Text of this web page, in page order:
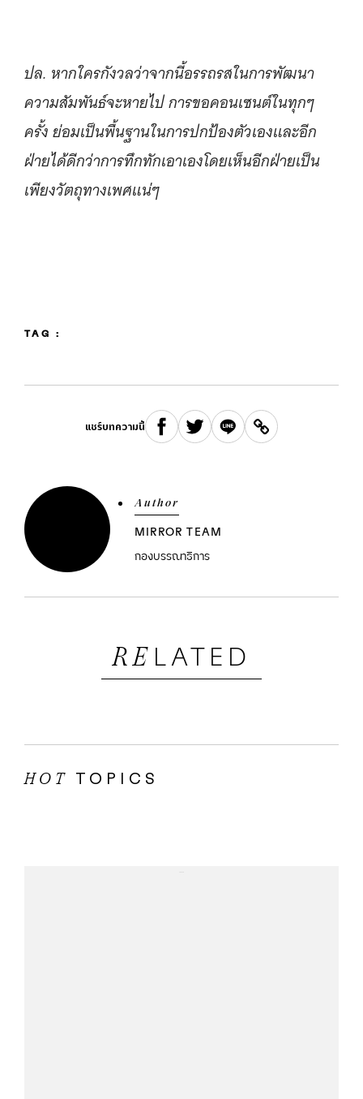
ปล. หากใครกังวลว่าจากนี้อรรถรสในการพัฒนา
ความสัมพันธ์จะหายไป การขอคอนเซนต์ในทุกๆ
ครั้ง ย่อมเป็นพื้นฐานในการปกป้องตัวเองและอีก
ฝ่ายได้ดีกว่าการทึกทักเอาเองโดยเห็นอีกฝ่ายเป็น
เพียงวัตถุทางเพศแน่ๆ
TAG :
แชร์บทความนี้
Author
MIRROR TEAM
กองบรรณาธิการ
RE LATED
HOT TOPICS